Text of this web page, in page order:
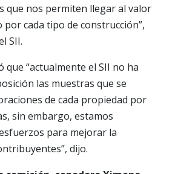
que nos permiten llegar al valor
cada tipo de construcción”,
SII.
que “actualmente el SII no ha
las muestras que se
de cada propiedad por
sin embargo, estamos
para mejorar la
dijo.